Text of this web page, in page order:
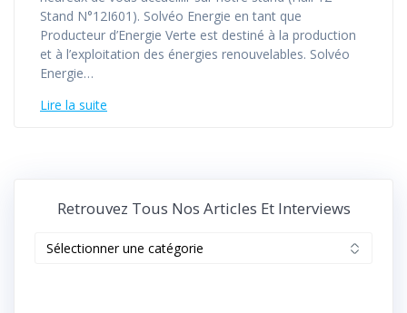
Stand N°12I601). Solvéo Energie en tant que
Producteur d’Energie Verte est destiné à la production
et à l’exploitation des énergies renouvelables. Solvéo
Energie…
Lire la suite
Retrouvez Tous Nos Articles Et Interviews